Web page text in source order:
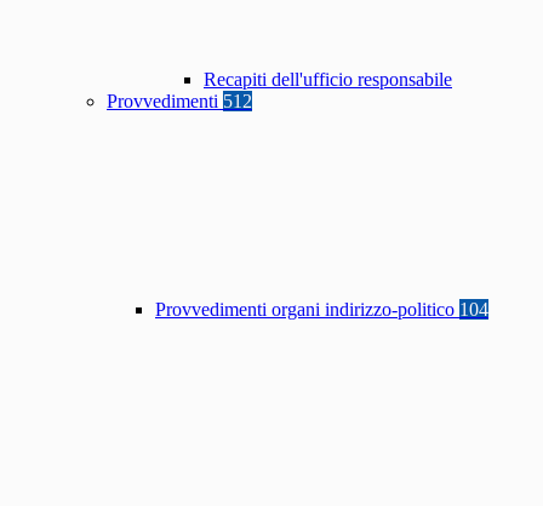
Recapiti dell'ufficio responsabile
Provvedimenti 512
Provvedimenti organi indirizzo-politico 104